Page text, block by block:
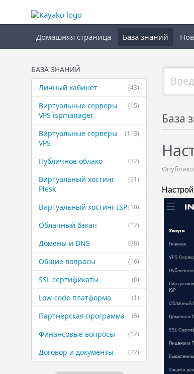
Домашняя страница База знаний
БАЗА ЗНАНИЙ
(43)
Личный кабинет
(15)
Виртуальные ​серверы
VPS ispmanager
(113)
Виртуальные ​серверы
VPS
(32)
Публичное ​облако
(21)
Виртуальный ​хостинг
Plesk
(10)
Виртуальный ​хостинг ISP
(12)
Облачный бэкап
(28)
Домены и DNS
(16)
Общие вопросы
(6)
SSL сертификаты
(1)
Low-code платформа
(5)
Партнерская ​программа
(12)
Финансовые ​вопросы
(22)
Договор и ​документы
База